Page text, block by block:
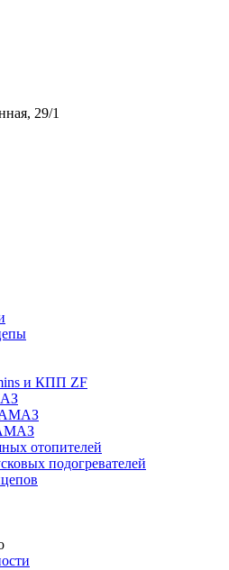
29/1
и КПП ZF
отопителей
подогревателей